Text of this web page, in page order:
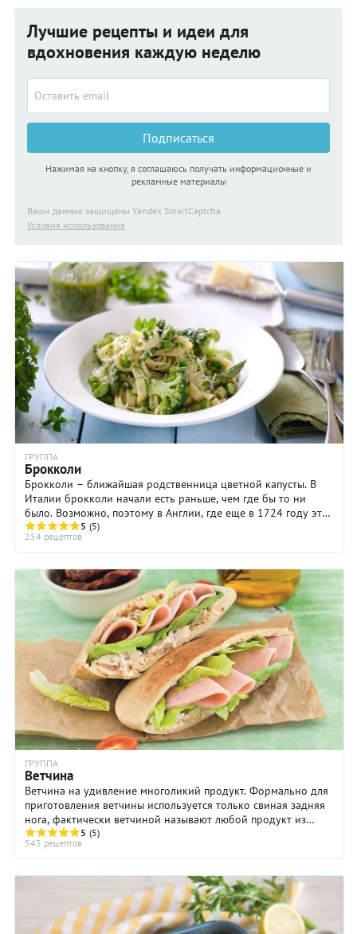
Лучшие рецепты и идеи для
вдохновения каждую неделю
Подписаться
Нажимая на кнопку, я соглашаюсь получать информационные и
рекламные материалы
Ваши данные защищены Yandex SmartCaptcha
Условия использования
ГРУППА
Брокколи
Брокколи – ближайшая родственница цветной капусты. В
Италии брокколи начали есть раньше, чем где бы то ни
было. Возможно, поэтому в Англии, где еще в 1724 году это
овощ был мало известен, его ...
5 (5)
254 рецептов
ГРУППА
Ветчина
Ветчина на удивление многоликий продукт. Формально для
приготовления ветчины используется только свиная задняя
нога, фактически ветчиной называют любой продукт из
кусков бескостной свинины, который ...
5 (5)
545 рецептов